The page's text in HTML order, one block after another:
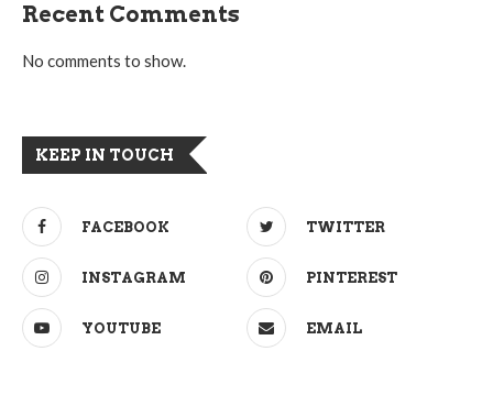
Recent Comments
No comments to show.
KEEP IN TOUCH
FACEBOOK TWITTER
INSTAGRAM PINTEREST
YOUTUBE EMAIL